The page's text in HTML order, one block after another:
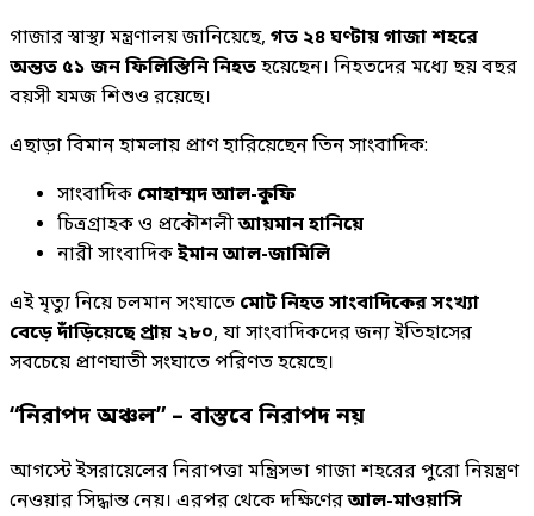
গাজার স্বাস্থ্য মন্ত্রণালয় জানিয়েছে, গত ২৪ ঘণ্টায় গাজা শহরে
অন্তত ৫১ জন ফিলিস্তিনি নিহতহয়েছেন। নিহতদের মধ্যে ছয় বছর
বয়সী যমজ শিশুও রয়েছে।
এছাড়া বিমান হামলায় প্রাণ হারিয়েছেন তিন সাংবাদিক:
সাংবাদিক মোহাম্মদ আল-কুফি
চিত্রগ্রাহক ও প্রকৌশলীআয়মান হানিয়ে
নারী সাংবাদিকইমান আল-জামিলি
এই মৃত্যু নিয়ে চলমান সংঘাতে মোট নিহত সাংবাদিকের সংখ্যা
বেড়ে দাঁড়িয়েছে প্রায় ২৮০, যা সাংবাদিকদের জন্য ইতিহাসের
সবচেয়ে প্রাণঘাতী সংঘাতে পরিণত হয়েছে।
“নিরাপদ অঞ্চল” – বাস্তবে নিরাপদ নয়
আগস্টে ইসরায়েলের নিরাপত্তা মন্ত্রিসভা গাজা শহরের পুরো নিয়ন্ত্রণ
নেওয়ার সিদ্ধান্ত নেয়। এরপর থেকে দক্ষিণেরআল-মাওয়া‍সি